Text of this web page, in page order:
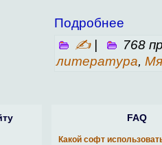
Подробнее
✍|
768
литература,
FAQ
Какой софт